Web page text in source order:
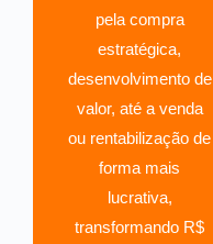
pela compra
estratégica,
desenvolvimento de
valor, até a venda
ou rentabilização de
forma mais
lucrativa,
transformando R$